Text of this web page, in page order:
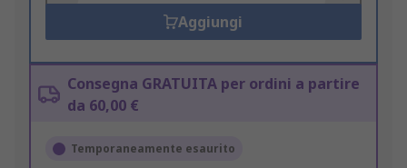
Aggiungi
Consegna GRATUITA per ordini a partire
da 60,00 €
Temporaneamente esaurito